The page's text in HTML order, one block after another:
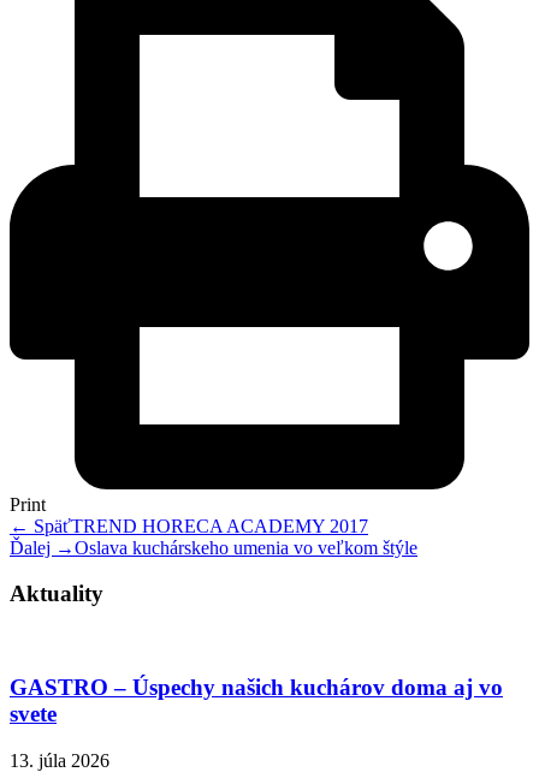
Print
← SpäťTREND HORECA ACADEMY 2017
Ďalej →Oslava kuchárskeho umenia vo veľkom štýle
Aktuality
GASTRO – Úspechy našich kuchárov doma aj vo
svete
13. júla 2026